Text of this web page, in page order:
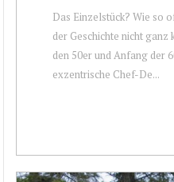
Das Einzelstück? Wie so
der Geschichte nicht
den 50er und Anfang der
exzentrische Chef-De...